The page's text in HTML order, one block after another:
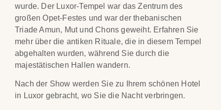
wurde. Der Luxor-Tempel war das Zentrum des
großen Opet-Festes und war der thebanischen
Triade Amun, Mut und Chons geweiht. Erfahren Sie
mehr über die antiken Rituale, die in diesem Tempel
abgehalten wurden, während Sie durch die
majestätischen Hallen wandern.
Nach der Show werden Sie zu Ihrem schönen Hotel
in Luxor gebracht, wo Sie die Nacht verbringen.